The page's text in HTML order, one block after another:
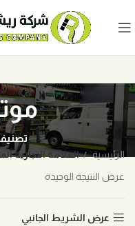
الرئيسية العلامة التجارية
عرض النتيجة الوحيدة
عرض الشريط الجانبي